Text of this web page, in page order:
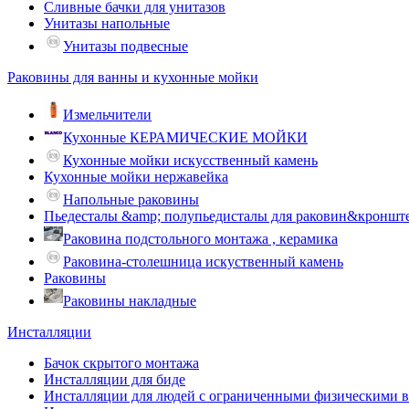
Сливные бачки для унитазов
Унитазы напольные
Унитазы подвесные
Раковины для ванны и кухонные мойки
Измельчители
Кухонные КЕРАМИЧЕСКИЕ МОЙКИ
Кухонные мойки искусственный камень
Кухонные мойки нержавейка
Напольные раковины
Пьедесталы &amp; полупьедисталы для
Раковина подстольного монтажа , керамика
Раковина-столешница искуственный камень
Раковины
Раковины накладные
Инсталляции
Бачок скрытого монтажа
Инсталляции для биде
Инсталляции для людей с ограниченными физическими